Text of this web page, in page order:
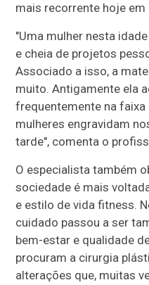
mais recorrente hoje em
"Uma mulher nesta
e cheia de projetos
Associado a isso, a
muito. Antigamente ela
frequentemente na
mulheres engravidam
tarde", comenta o
O especialista também
sociedade é mais
e estilo de vida fitness.
cuidado passou a ser
bem-estar e qualidade
procuram a cirurgia
alterações que, muitas